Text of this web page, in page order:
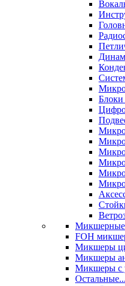
Блоки
Микшерные
FOH
Микшеры
Микшеры
Микшеры с
Остальные...